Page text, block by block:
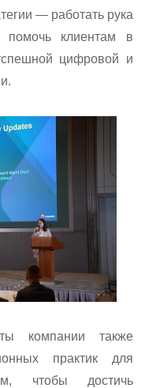
— работать рука
клиентам в
цифровой и
компании также
практик для
чтобы достичь